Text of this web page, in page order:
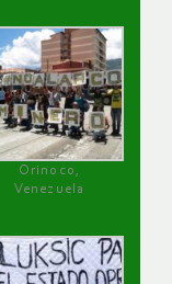
Orinoco,
Venezuela